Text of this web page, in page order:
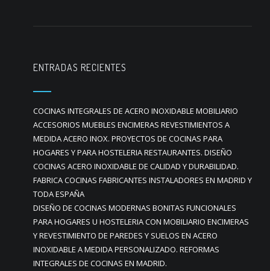
ENTRADAS RECIENTES
COCINAS INTEGRALES DE ACERO INOXIDABLE MOBILIARIO
ACCESORIOS MUEBLES ENCIMERAS REVESTIMIENTOS A
MEDIDA ACERO INOX. PROYECTOS DE COCINAS PARA
HOGARES Y PARA HOSTELERIA RESTAURANTES. DISEÑO
COCINAS ACERO INOXIDABLE DE CALIDAD Y DURABILIDAD.
FABRICA COCINAS FABRICANTES INSTALADORES EN MADRID Y
TODA ESPAÑA
DISEÑO DE COCINAS MODERNAS BONITAS FUNCIONALES
PARA HOGARES U HOSTELERIA CON MOBILIARIO ENCIMERAS
Y REVESTIMIENTO DE PAREDES Y SUELOS EN ACERO
INOXIDABLE A MEDIDA PERSONALIZADO. REFORMAS
INTEGRALES DE COCINAS EN MADRID.